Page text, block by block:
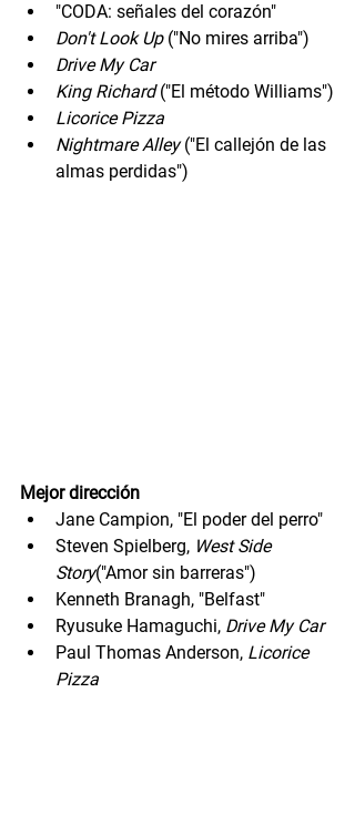
"CODA: señales del corazón"
Don't Look Up ("No mires arriba")
Drive My Car
King Richard ("El método Williams")
Licorice Pizza
Nightmare Alley ("El callejón de las
almas perdidas")
Mejor dirección
Jane Campion, "El poder del perro"
Steven Spielberg, West Side
Story("Amor sin barreras")
Kenneth Branagh, "Belfast"
Ryusuke Hamaguchi, Drive My Car
Paul Thomas Anderson, Licorice
Pizza